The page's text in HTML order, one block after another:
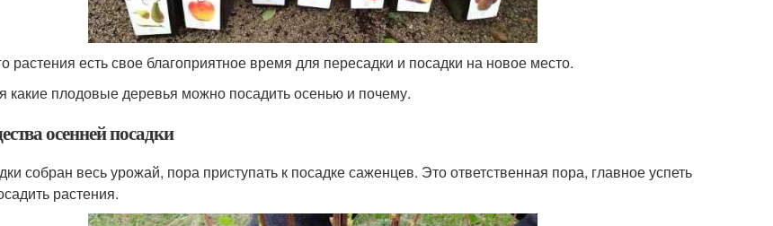
растения есть свое благоприятное время для пересадки и посадки на новое место.
какие плодовые деревья можно посадить осенью и почему.
осенней посадки
собран весь урожай, пора приступать к посадке саженцев. Это ответственная пора, главное успеть
растения.